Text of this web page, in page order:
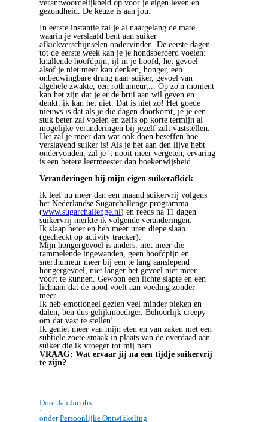
verantwoordelijkheid op voor je eigen leven en
gezondheid. De keuze is aan jou.
In eerste instantie zal je al naargelang de mate
waarin je verslaafd bent aan suiker
afkickverschijnselen ondervinden. De eerste dagen
tot de eerste week kan je je hondsberoerd voelen:
knallende hoofdpijn, ijl in je hoofd, het gevoel
alsof je niet meer kan denken, honger, een
onbedwingbare drang naar suiker, gevoel van
algehele zwakte, een rothumeur,... Op zo'n moment
kan het zijn dat je er de brui aan wil geven en
denkt: ik kan het niet. Dat is niet zo! Het goede
nieuws is dat als je die dagen doorkomt, je je een
stuk beter zal voelen en zelfs op korte termijn al
mogelijke veranderingen bij jezelf zult vaststellen.
Het zal je meer dan wat ook doen beseffen hoe
verslavend suiker is! Als je het aan den lijve hebt
ondervonden, zal je 't nooit meer vergeten, ervaring
is een betere leermeester dan boekenwijsheid.
Veranderingen bij mijn eigen suikerafkick
Ik leef nu meer dan een maand suikervrij volgens
het Nederlandse Sugarchallenge programma
(www.sugarchallenge.nl) en reeds na 11 dagen
suikervrij merkte ik volgende veranderingen:
Ik slaap beter en heb meer uren diepe slaap
(gecheckt op activity tracker).
Mijn hongergevoel is anders: niet meer die
rammelende ingewanden, geen hoofdpijn en
snerthumeur meer bij een te lang aanslepend
hongergevoel, niet langer het gevoel niet meer
voort te kunnen. Gewoon een lichte slapte en een
lichaam dat de nood voelt aan voeding zonder
meer.
Ik heb emotioneel gezien veel minder pieken en
dalen, ben dus gelijkmoediger. Behoorlijk creepy
om dat vast te stellen!
Ik geniet meer van mijn eten en van zaken met een
subtiele zoete smaak in plaats van de overdaad aan
suiker die ik vroeger tot mij nam.
VRAAG: Wat ervaar jij na een tijdje suikervrij
te zijn?
·
Door Jan Jacobs
·
onderPersoonlijke Ontwikkeling